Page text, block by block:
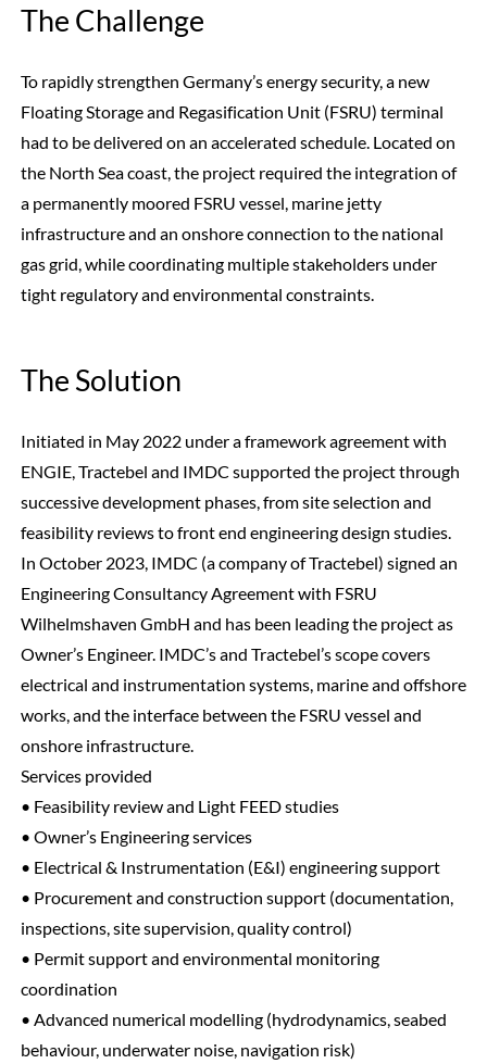
The Challenge
To rapidly strengthen Germany’s energy security, a new
Floating Storage and Regasification Unit (FSRU) terminal
had to be delivered on an accelerated schedule. Located on
the North Sea coast, the project required the integration of
a permanently moored FSRU vessel, marine jetty
infrastructure and an onshore connection to the national
gas grid, while coordinating multiple stakeholders under
tight regulatory and environmental constraints.
The Solution
Initiated in May 2022 under a framework agreement with
ENGIE, Tractebel and IMDC supported the project through
successive development phases, from site selection and
feasibility reviews to front end engineering design studies.
In October 2023, IMDC (a company of Tractebel) signed an
Engineering Consultancy Agreement with FSRU
Wilhelmshaven GmbH and has been leading the project as
Owner’s Engineer. IMDC’s and Tractebel’s scope covers
electrical and instrumentation systems, marine and offshore
works, and the interface between the FSRU vessel and
onshore infrastructure.
Services provided
• Feasibility review and Light FEED studies
• Owner’s Engineering services
• Electrical & Instrumentation (E&I) engineering support
• Procurement and construction support (documentation,
inspections, site supervision, quality control)
• Permit support and environmental monitoring
coordination
• Advanced numerical modelling (hydrodynamics, seabed
behaviour, underwater noise, navigation risk)